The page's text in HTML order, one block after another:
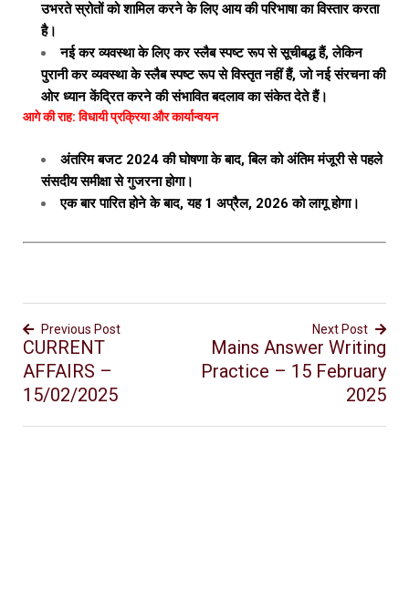
उभरते स्रोतों को शामिल करने के लिए आय की परिभाषा का विस्तार करता
है।
नई कर व्यवस्था के लिए कर स्लैब स्पष्ट रूप से सूचीबद्ध हैं, लेकिन
पुरानी कर व्यवस्था के स्लैब स्पष्ट रूप से विस्तृत नहीं हैं, जो नई संरचना की
ओर ध्यान केंद्रित करने की संभावित बदलाव का संकेत देते हैं।
आगे की राह: विधायी प्रक्रिया और कार्यान्वयन
अंतरिम बजट 2024 की घोषणा के बाद, बिल को अंतिम मंजूरी से पहले
संसदीय समीक्षा से गुजरना होगा।
एक बार पारित होने के बाद, यह 1 अप्रैल, 2026 को लागू होगा।
Previous Post
CURRENT
AFFAIRS –
15/02/2025
Next Post
Mains Answer Writing
Practice – 15 February
2025